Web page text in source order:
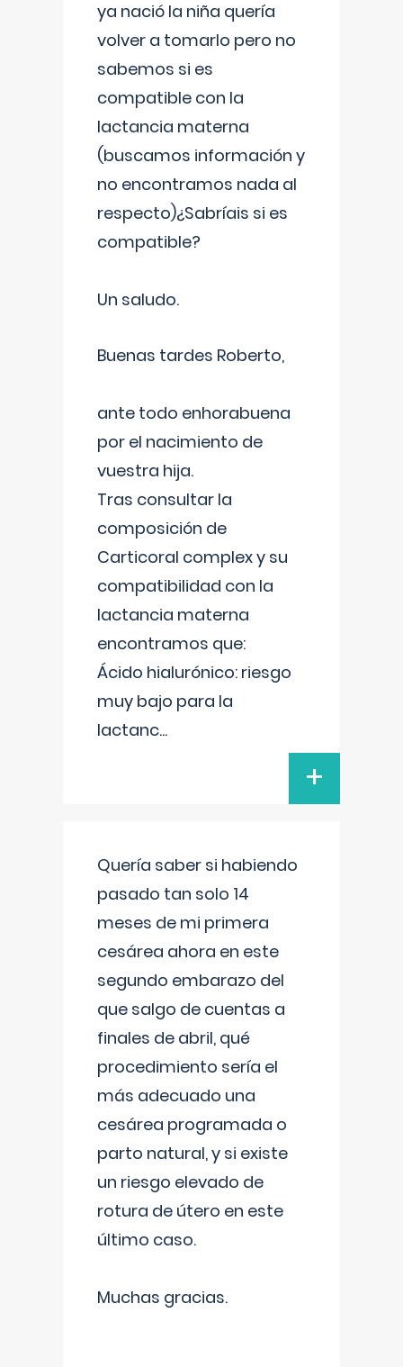
ya nació la niña quería
volver a tomarlo pero no
sabemos si es
compatible con la
lactancia materna
(buscamos información y
no encontramos nada al
respecto)¿Sabríais si es
compatible?
Un saludo.
Buenas tardes Roberto,
ante todo enhorabuena
por el nacimiento de
vuestra hija.
Tras consultar la
composición de
Carticoral complex y su
compatibilidad con la
lactancia materna
encontramos que:
Ácido hialurónico: riesgo
muy bajo para la
lactanc...
+
Quería saber si habiendo
pasado tan solo 14
meses de mi primera
cesárea ahora en este
segundo embarazo del
que salgo de cuentas a
finales de abril, qué
procedimiento sería el
más adecuado una
cesárea programada o
parto natural, y si existe
un riesgo elevado de
rotura de útero en este
último caso.
Muchas gracias.